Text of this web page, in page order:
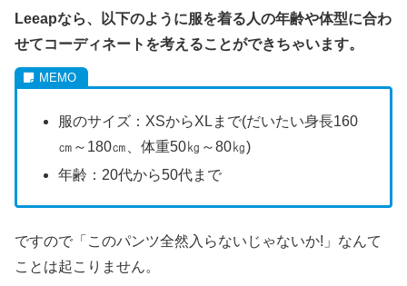
Leeapなら、以下のように服を着る人の年齢や体型に合わ
せてコーディネートを考えることができちゃいます。
服のサイズ：XSからXLまで(だいたい身長160
㎝～180㎝、体重50㎏～80㎏)
年齢：20代から50代まで
ですので「このパンツ全然入らないじゃないか!」なんて
ことは起こりません。